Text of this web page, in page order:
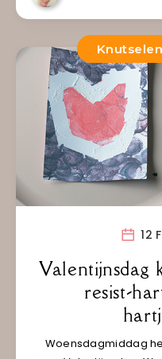
12
Valentijnsdag
resist-
Woensdagmiddag